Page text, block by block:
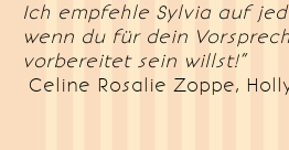
Ich empfehle Sylvia auf
wenn du für dein
vorbereitet sein willst!”
Celine Rosalie Zoppe,